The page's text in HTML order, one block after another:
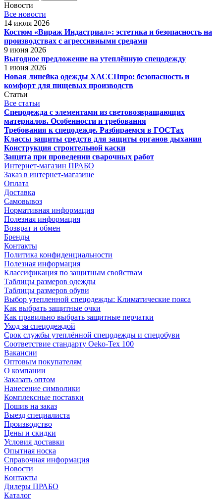
Новости
Все новости
14 июля 2026
Костюм «Вираж Индастриал»: эстетика и безопасность на
производствах с агрессивными средами
9 июня 2026
Выгодное предложение на утеплённую спецодежду
1 июня 2026
Новая линейка одежды ХАССПпро: безопасность и
комфорт для пищевых производств
Статьи
Все статьи
Спецодежда с элементами из световозвращающих
материалов. Особенности и требования
Требования к спецодежде. Разбираемся в ГОСТах
Классы защиты средств для защиты органов дыхания
Конструкция строительной каски
Защита при проведении сварочных работ
Интернет-магазин ПРАБО
Заказ в интернет-магазине
Оплата
Доставка
Самовывоз
Нормативная информация
Полезная информация
Возврат и обмен
Бренды
Контакты
Политика конфиденциальности
Полезная информация
Классификация по защитным свойствам
Таблицы размеров одежды
Таблицы размеров обуви
Выбор утепленной спецодежды: Климатические пояса
Как выбрать защитные очки
Как правильно выбрать защитные перчатки
Уход за спецодеждой
Срок службы утеплённой спецодежды и спецобуви
Соответствие стандарту Oeko-Tex 100
Вакансии
Оптовым покупателям
О компании
Заказать оптом
Нанесение символики
Комплексные поставки
Пошив на заказ
Выезд специалиста
Производство
Цены и скидки
Условия доставки
Опытная носка
Справочная информация
Новости
Контакты
Дилеры ПРАБО
Каталог